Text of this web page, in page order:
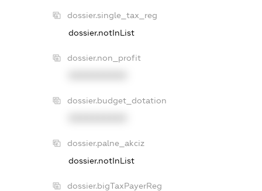
dossier.single_tax_reg
dossier.notInList
dossier.non_profit
dossier.budget_dotation
dossier.palne_akciz
dossier.notInList
dossier.bigTaxPayerReg